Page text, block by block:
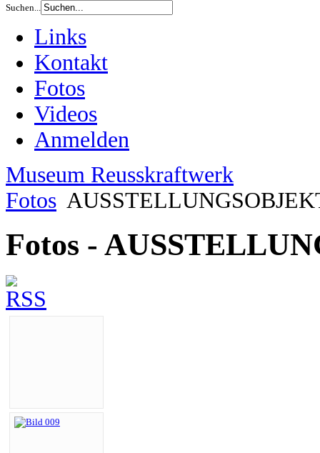
Suchen...
Links
Kontakt
Fotos
Videos
Anmelden
Museum Reusskraftwerk
Fotos
Fotos -